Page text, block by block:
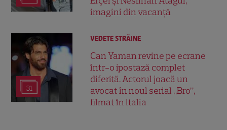
imagini din vacanță
31
VEDETE STRĂINE
Can Yaman revine pe ecrane
într-o ipostază complet
diferită. Actorul joacă un
avocat în noul serial „Bro”,
filmat în Italia